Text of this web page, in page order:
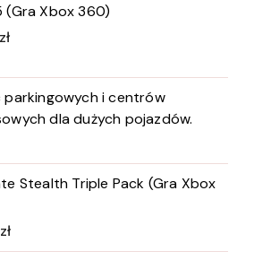
(Gra Xbox 360)
zł
parkingowych i centrów
dla dużych pojazdów.
Stealth Triple Pack (Gra Xbox
zł